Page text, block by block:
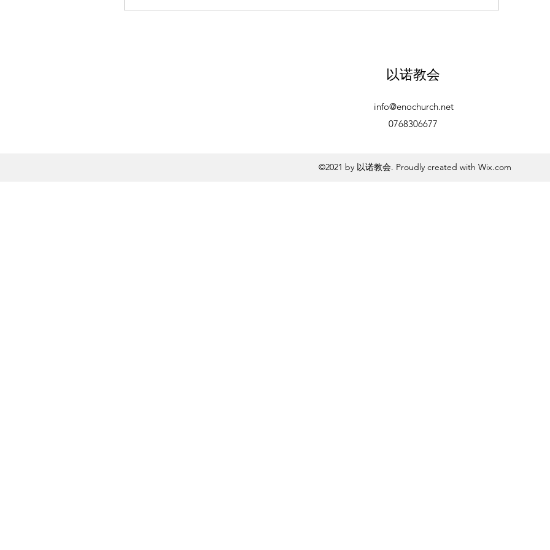
以诺教会
0768306677
info@enochurch.net
©2021 by 以诺教会. Proudly created with Wix.com